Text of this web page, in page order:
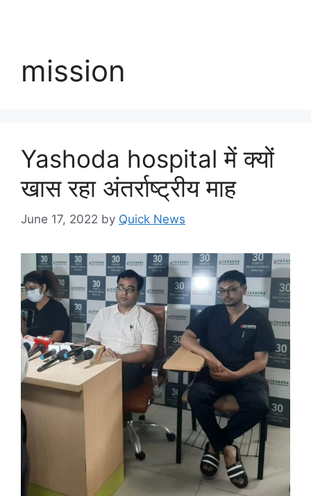
mission
Yashoda hospital में क्यों
खास रहा अंतर्राष्ट्रीय माह
June 17, 2022 by Quick News